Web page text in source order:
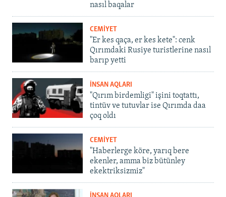
nasıl baqalar
CEMİYET
"Er kes qaça, er kes kete": cenk
Qırımdaki Rusiye turistlerine nasıl
barıp yetti
İNSAN AQLARI
"Qırım birdemligi" işini toqtattı,
tintüv ve tutuvlar ise Qırımda daa
çoq oldı
CEMİYET
"Haberlerge köre, yarıq bere
ekenler, amma biz bütünley
ekektriksizmiz"